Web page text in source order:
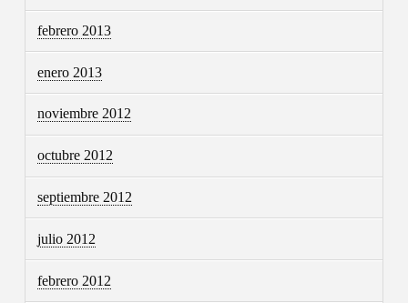
febrero 2013
enero 2013
noviembre 2012
octubre 2012
septiembre 2012
julio 2012
febrero 2012